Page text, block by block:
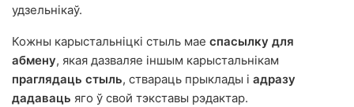
удзельнікаў.
Кожны карыстальніцкі стыль мае спасылку для
абмену, якая дазваляе іншым карыстальнікам
праглядаць стыль, ствараць прыклады і адразу
дадаваць яго ў свой тэкставы рэдактар.